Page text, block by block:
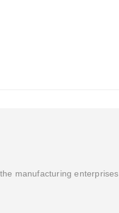
manufacturing enterprises